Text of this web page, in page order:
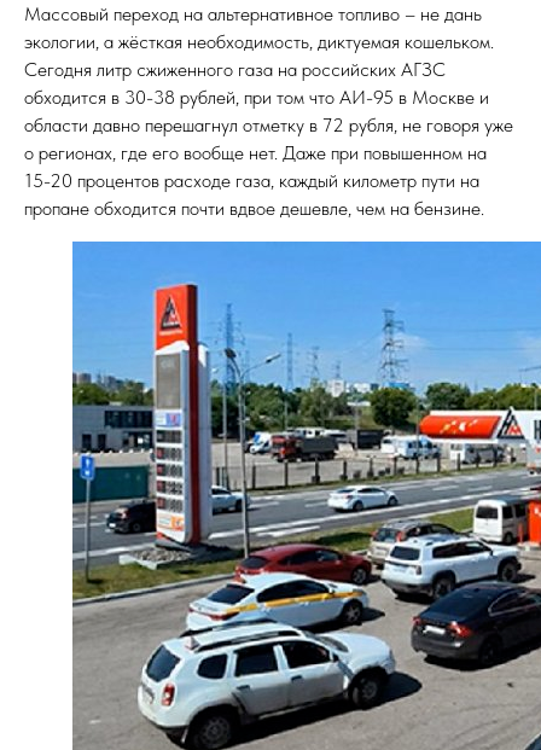
Массовый переход на альтернативное топливо – не дань
экологии, а жёсткая необходимость, диктуемая кошельком.
Сегодня литр сжиженного газа на российских АГЗС
обходится в 30-38 рублей, при том что АИ-95 в Москве и
области давно перешагнул отметку в 72 рубля, не говоря уже
о регионах, где его вообще нет. Даже при повышенном на
15-20 процентов расходе газа, каждый километр пути на
пропане обходится почти вдвое дешевле, чем на бензине.